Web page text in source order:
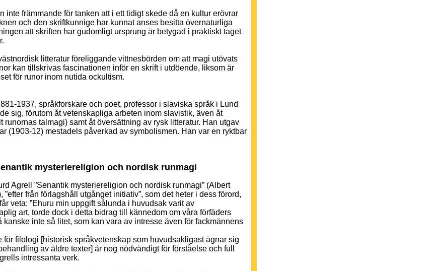
inte främmande för tanken att i ett tidigt skede då en kultur erövrar
och den skriftkunnige har kunnat anses besitta övernaturliga
att skriften har gudomligt ursprung är betygad i praktiskt taget
litteratur föreliggande vittnesbörden om att magi utövats
kan tillskrivas fascinationen inför en skrift i utdöende, liksom är
för runor inom nutida ockultism.
1937, språkforskare och poet, professor i slaviska språk i Lund
sig, förutom åt vetenskapliga arbeten inom slavistik, även åt
runornas talmagi) samt åt översättning av rysk litteratur. Han utgav
(1903-12) mestadels påverkad av symbolismen. Han var en ryktbar
mysteriereligion och nordisk runmagi
Agrell ”Senantik mysteriereligion och nordisk runmagi” (Albert
”efter från förlagshåll utgånget initiativ”, som det heter i dess förord,
veta: ”Ehuru min uppgift sålunda i huvudsak varit av
art, torde dock i detta bidrag till kännedom om våra förfäders
kanske inte så litet, som kan vara av intresse även för fackmännens
för filologi [historisk språkvetenskap som huvudsakligast ägnar sig
av äldre texter] är nog nödvändigt för förståelse och full
intressanta verk.